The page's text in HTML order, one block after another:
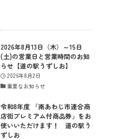
2026年8月13日（木）～15日
(土)の営業日と営業時間のお知
らせ【道の駅うずしお】
2026年8月2日
重要なお知らせ
令和8年度 「南あわじ市連合商
店街プレミアム付商品券」をお
使いいただけます！ 道の駅う
ずしお